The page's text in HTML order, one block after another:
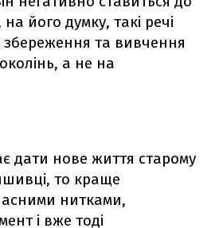
його думку, такі речі
збереження та вивчення
а не на
дати нове життя старому
то краще
нитками,
і вже тоді